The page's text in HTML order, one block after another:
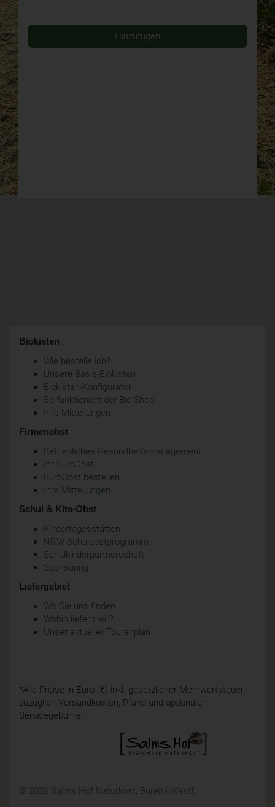
Hinzufügen
Biokisten
Wie bestelle ich?
Unsere Basis-Biokisten
Biokisten-Konfigurator
So funktioniert der Bio-Shop
Ihre Mitteilungen
Firmenobst
Betriebliches Gesundheitsmanagement
Ihr BüroObst
BüroObst bestellen
Ihre Mitteilungen
Schul & Kita-Obst
Kindertagesstätten
NRW-Schulobstprogramm
Schulkinderpartnerschaft
Sponsoring
Liefergebiet
Wo Sie uns finden
Wohin liefern wir?
Unser aktueller Tourenplan
*Alle Preise in Euro (€) inkl. gesetzlicher Mehrwertsteuer,
zuzüglich Versandkosten, Pfand und optionaler
Servicegebühren.
© 2026 Salms Hof Naturkost, Büren i.Westf.